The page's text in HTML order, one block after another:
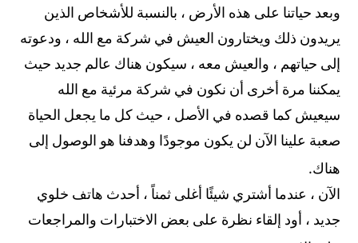
وبعد حياتنا على هذه الأرض ، بالنسبة للأشخاص الذين
يريدون ذلك ويختارون العيش في شركة مع الله ، ودعوته
إلى حياتهم ، والعيش معه ، سيكون هناك عالم جديد حيث
يمكننا مرة أخرى أن نكون في شركة مرئية مع الله
سيعيش كما قصده في الأصل ، حيث كل ما يجعل الحياة
صعبة علينا الآن لن يكون موجودًا وهدفنا هو الوصول إلى
هناك.
الآن ، عندما أشتري شيئًا أغلى ثمناً ، أحدث هاتف خلوي
جديد ، أود إلقاء نظرة على بعض الاختبارات والمراجعات